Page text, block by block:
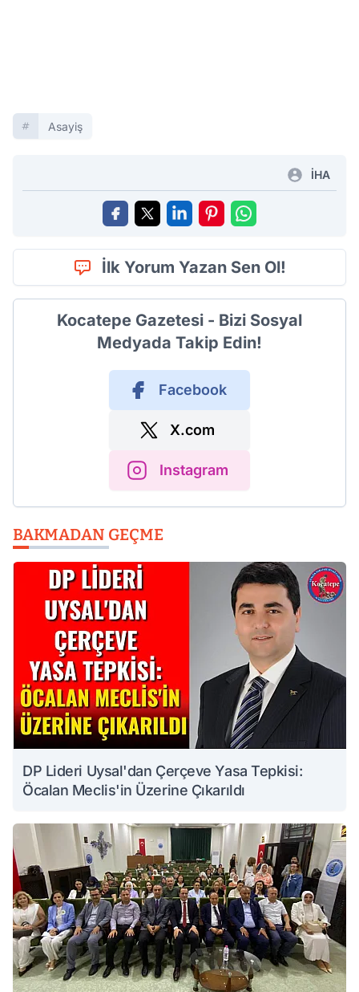
Asayiş
İHA
İlk Yorum Yazan Sen Ol!
Kocatepe Gazetesi - Bizi Sosyal
Medyada Takip Edin!
Facebook
X.com
Instagram
BAKMADAN GEÇME
DP Lideri Uysal'dan Çerçeve Yasa Tepkisi:
Öcalan Meclis'in Üzerine Çıkarıldı